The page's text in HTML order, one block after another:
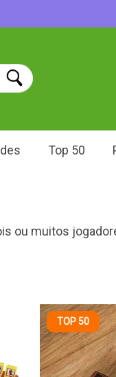
Top 50
ou muitos
TOP 50